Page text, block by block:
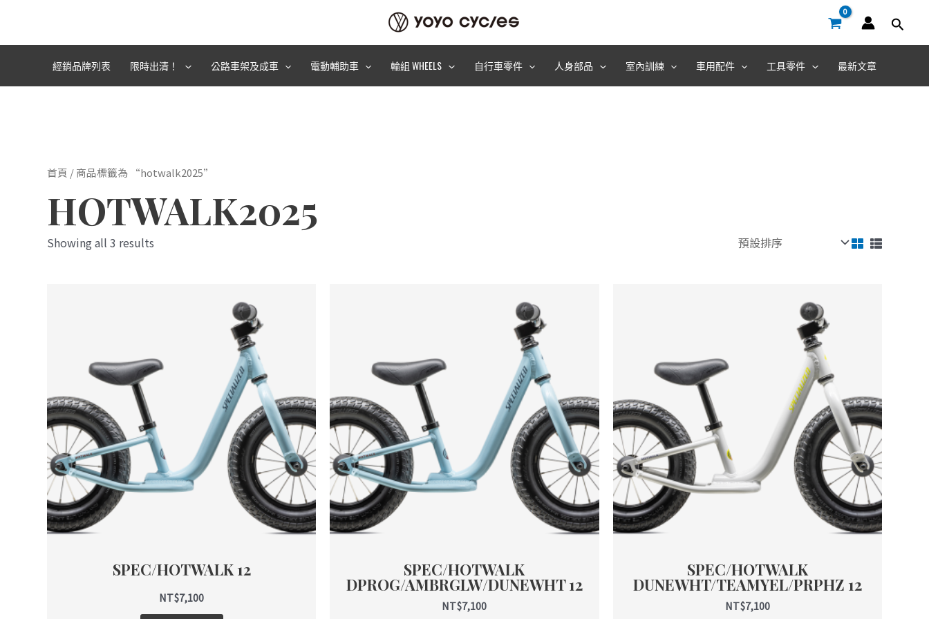
主
經銷品牌列表 限時出清！ 公路車架及成車 電動輔助車 輪組 WHEELS 自行車零件 人身部品 室內訓練 車用配件 工具零件 最新文章
首頁 / 商品標籤為 “hotwalk2025”
HOTWALK2025
Showing all 3 results
SPEC/HOTWALK 12
NT$7,100
產
品
種
款
式。
可
在
產
品
頁
選
SPEC/HOTWALK
DPROG/AMBRGLW/DUNEWHT 12
NT$7,100
SPEC/HOTWALK
DUNEWHT/TEAMYEL/PRPHZ 12
NT$7,100